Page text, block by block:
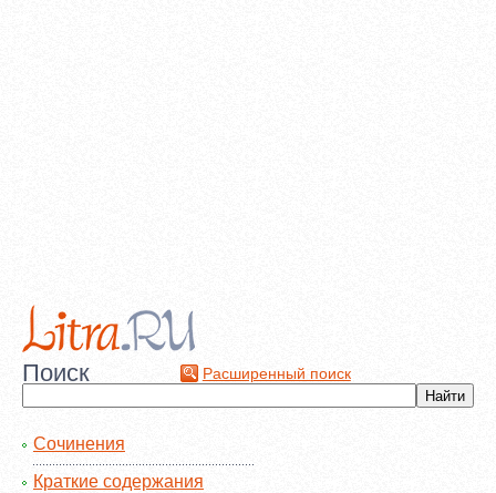
Поиск Расширенный поиск
Сочинения
Краткие содержания